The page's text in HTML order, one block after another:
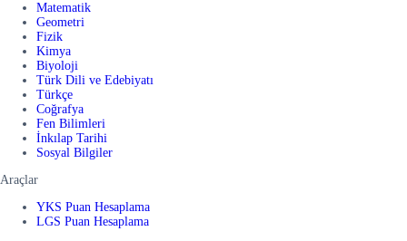
Matematik
Geometri
Fizik
Kimya
Biyoloji
Türk Dili ve Edebiyatı
Türkçe
Coğrafya
Fen Bilimleri
İnkılap Tarihi
Sosyal Bilgiler
Araçlar
YKS Puan Hesaplama
LGS Puan Hesaplama